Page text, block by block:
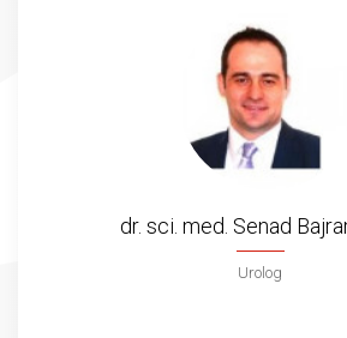
dr. sci. med. Senad
Urolog